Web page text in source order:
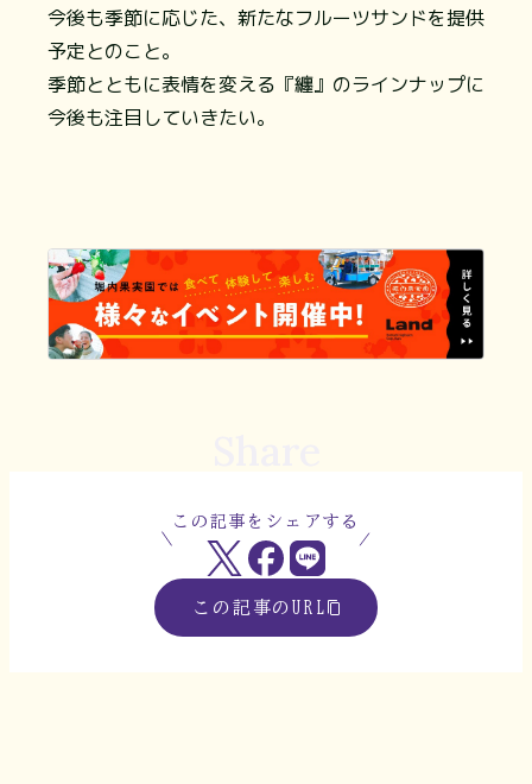
今後も季節に応じた、新たなフルーツサンドを提供
予定とのこと。
季節とともに表情を変える『纏』のラインナップに
今後も注目していきたい。
この記事をシェアする
この記事のURL